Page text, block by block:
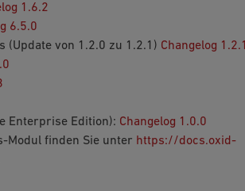
1.6.2
6.5.0
(Update von 1.2.0 zu 1.2.1) Changelog 1.2.1
Enterprise Edition): Changelog 1.0.0
Modul finden Sie unter https://docs.oxid-